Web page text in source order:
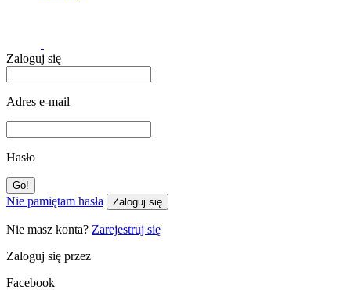
Zaloguj się
Adres e-mail
Hasło
Nie pamiętam hasła Zaloguj się
Nie masz konta? Zarejestruj się
Zaloguj się przez
Facebook